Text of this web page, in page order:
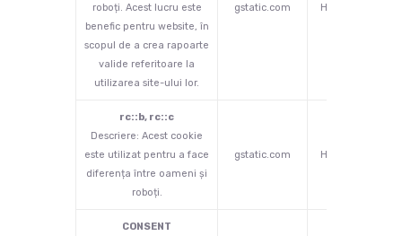
roboți. Acest lucru este
benefic pentru website, în
scopul de a crea rapoarte
valide referitoare la
utilizarea site-ului lor.
gstatic.com HTML
rc::b, rc::c
Descriere: Acest cookie
este utilizat pentru a face
diferența între oameni și
roboți.
gstatic.com HTML
CONSENT